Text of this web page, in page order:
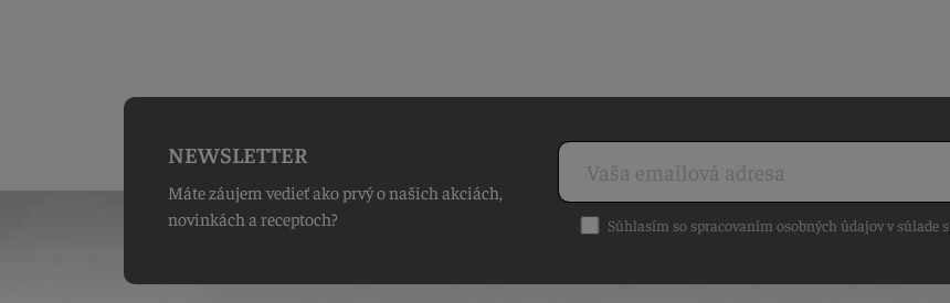
NEWSLETTER
Máte záujem vedieť ako prvý o našich akciách,
novinkách a receptoch?
Súhlasím so spracovaním osobných údajov v súlade s